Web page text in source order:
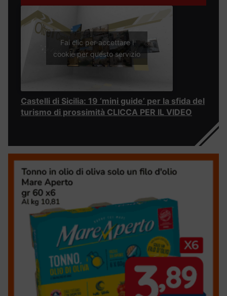
Fai clic per accettare i
cookie per questo servizio
Castelli di Sicilia: 19 ‘mini guide’ per la sfida del
turismo di prossimità CLICCA PER IL VIDEO